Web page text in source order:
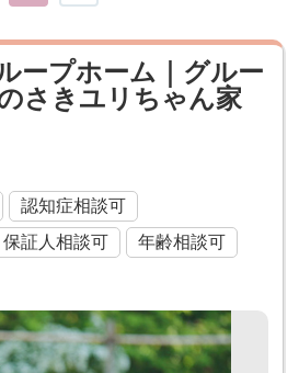
ープホーム｜グルー
さきユリちゃん家
認知症相談可
保証人相談可
年齢相談可